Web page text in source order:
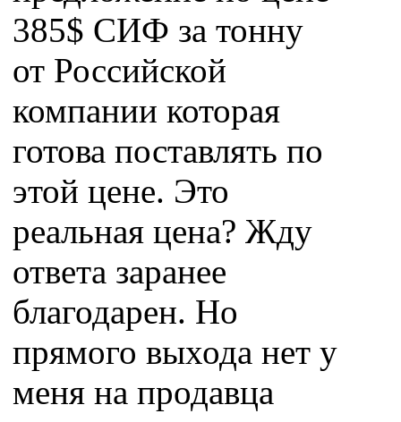
385$ СИФ за тонну
от Российской
компании которая
готова поставлять по
этой цене. Это
реальная цена? Жду
ответа заранее
благодарен. Но
прямого выхода нет у
меня на продавца